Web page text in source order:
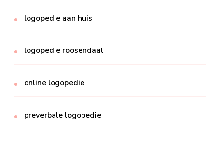
logopedie aan huis
logopedie roosendaal
online logopedie
preverbale logopedie